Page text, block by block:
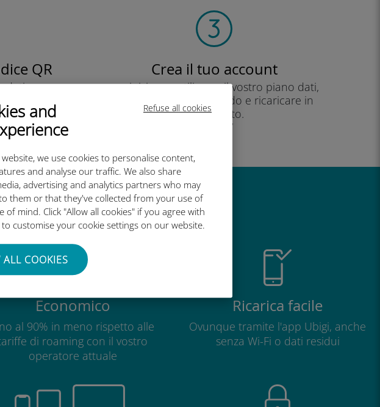
Refuse all cookies
and
we use cookies to personalise content,
and analyse our traffic. We also share
advertising and analytics partners who may
them or that they've collected from your use of
of mind. Click "Allow all cookies" if you agree with
customise your cookie settings on our website.
COOKIES
QR
dati e
Crea il tuo account
per iniziare a utilizzare il vostro piano dati,
controllare il vostro saldo e ricaricare in
movimento.
Godere!
di Ubigi è così grande
Economico
al 90% in meno rispetto alle
di roaming con il vostro
operatore attuale
Ricarica facile
Ovunque tramite l'app Ubigi, anche
senza Wi-Fi o dati residui